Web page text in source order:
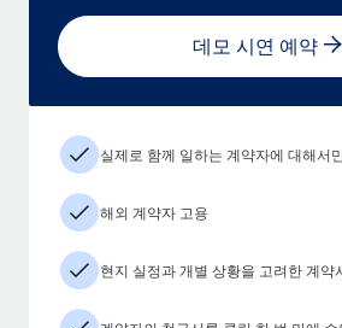
데모 시연 예약
실제로 함께 일하는 계약자에 대해서
해외 계약자 고용
현지 실정과 개별 상황을 고려한 계약